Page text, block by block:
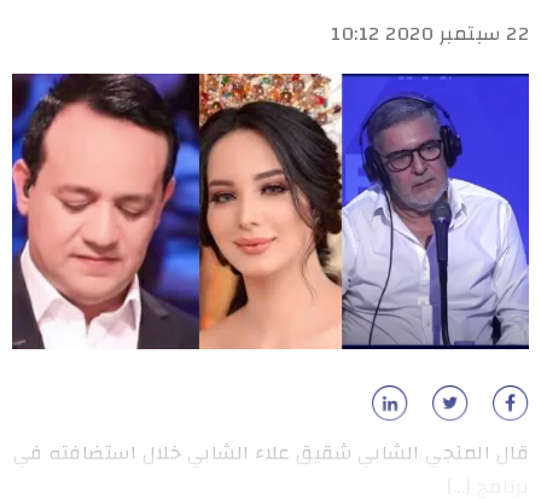
22 سبتمبر 2020 10:12
قال المنجي الشابي شقيق علاء الشابي خلال استضافته في